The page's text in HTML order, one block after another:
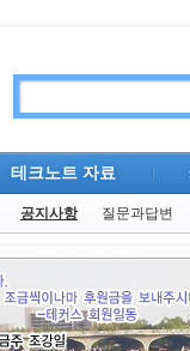
테크노트 자료
공지사항 질문과답변